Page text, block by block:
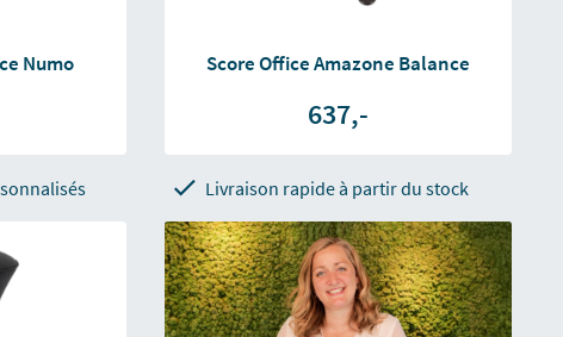
Numo Score Office Amazone Balance
637,-
Livraison rapide à partir du stock